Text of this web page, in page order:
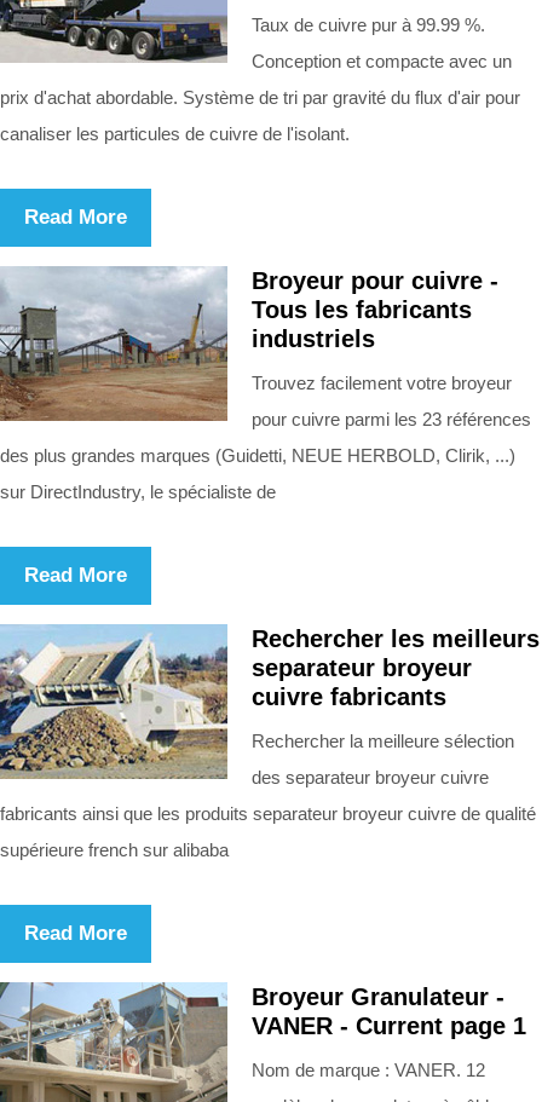
Taux de cuivre pur à 99.99 %.
Conception et compacte avec un
prix d'achat abordable. Système de tri par gravité du flux d'air pour
canaliser les particules de cuivre de l'isolant.
Read More
Broyeur pour cuivre -
Tous les fabricants
industriels
Trouvez facilement votre broyeur
pour cuivre parmi les 23 références
des plus grandes marques (Guidetti, NEUE HERBOLD, Clirik, ...)
sur DirectIndustry, le spécialiste de
Read More
Rechercher les meilleurs
separateur broyeur
cuivre fabricants
Rechercher la meilleure sélection
des separateur broyeur cuivre
fabricants ainsi que les produits separateur broyeur cuivre de qualité
supérieure french sur alibaba
Read More
Broyeur Granulateur -
VANER - Current page 1
Nom de marque : VANER. 12